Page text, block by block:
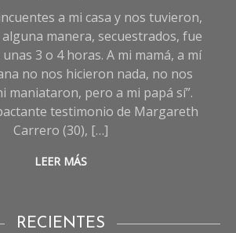
,
Sociedad
a mi casa y nos tuvieron,
manera, secuestrados, fue
3 o 4 horas. A mi mamá, a mí
no nos hicieron nada, no nos
maniataron, pero a mi papá sí”.
testimonio de Margareth
Carrero (30), […]
LEER MÁS
RECIENTES